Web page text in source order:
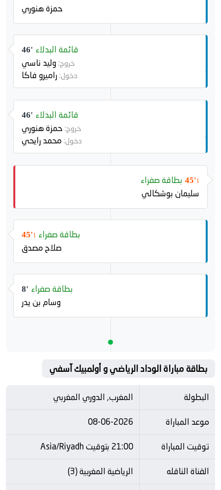
حمزة هنوري
46' قائمة البدلاء
خروج:وليد ناسي
دخول:راميرو فاكا
46' قائمة البدلاء
خروج: حمزة هنوري
دخول: محمد رايحي
45'1
بطاقة صفراء
سليمان بوشكالي
45'1 بطاقة صفراء
صلاح مصدق
8' بطاقة صفراء
وسام بن يدر
بطاقة مباراة الوداد الرياضي و أولمبيك آسفي
البطولة
المغرب, الدوري المغربي
موعد المباراة
08-06-2026
توقيت المباراة
21:00 بتوقيت Asia/Riyadh
القناة الناقله
الرياضية المغربية (3)